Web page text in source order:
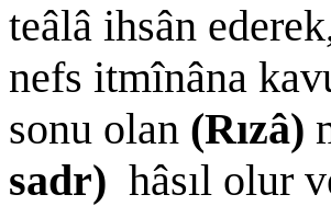
teâlâ ihsân
nefs itmînâna
sonu olan (Rızâ)
sadr) hâsıl olur